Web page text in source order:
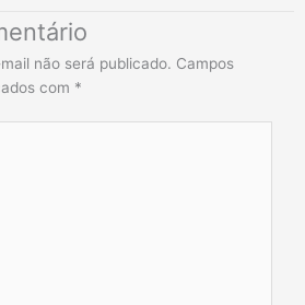
não será publicado. Campos
com *